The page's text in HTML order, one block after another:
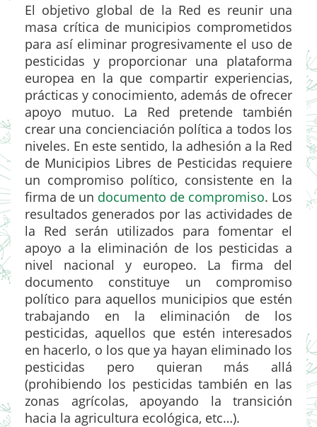
El objetivo global de la Red es reunir una
masa crítica de municipios comprometidos
para así eliminar progresivamente el uso de
pesticidas y proporcionar una plataforma
europea en la que compartir experiencias,
prácticas y conocimiento, además de ofrecer
apoyo mutuo. La Red pretende también
crear una concienciación política a todos los
niveles. En este sentido, la adhesión a la Red
de Municipios Libres de Pesticidas requiere
un compromiso político, consistente en la
firma de un documento de compromiso. Los
resultados generados por las actividades de
la Red serán utilizados para fomentar el
apoyo a la eliminación de los pesticidas a
nivel nacional y europeo. La firma del
documento constituye un compromiso
político para aquellos municipios que estén
trabajando en la eliminación de los
pesticidas, aquellos que estén interesados
en hacerlo, o los que ya hayan eliminado los
pesticidas pero quieran más allá
(prohibiendo los pesticidas también en las
zonas agrícolas, apoyando la transición
hacia la agricultura ecológica, etc…).